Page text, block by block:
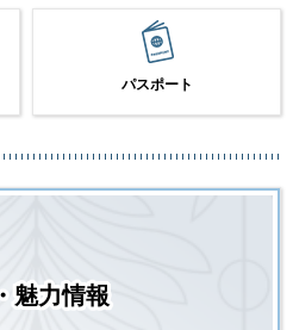
パスポート
魅力情報